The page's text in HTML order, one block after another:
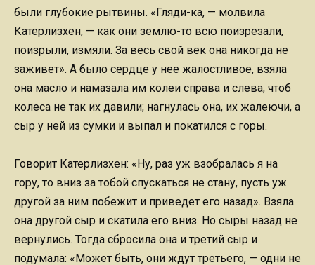
были глубокие рытвины. «Гляди-ка, — молвила
Катерлизхен, — как они землю-то всю поизрезали,
поизрыли, измяли. За весь свой век она никогда не
заживет». А было сердце у нее жалостливое, взяла
она масло и намазала им колеи справа и слева, чтоб
колеса не так их давили; нагнулась она, их жалеючи, а
сыр у ней из сумки и выпал и покатился с горы.
Говорит Катерлизхен: «Ну, раз уж взобралась я на
гору, то вниз за тобой спускаться не стану, пусть уж
другой за ним побежит и приведет его назад». Взяла
она другой сыр и скатила его вниз. Но сыры назад не
вернулись. Тогда сбросила она и третий сыр и
подумала: «Может быть, они ждут третьего, — одни не